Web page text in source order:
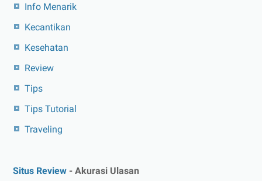
Info Menarik
Kecantikan
Kesehatan
Review
Tips
Tips Tutorial
Traveling
Situs Review - Akurasi Ulasan